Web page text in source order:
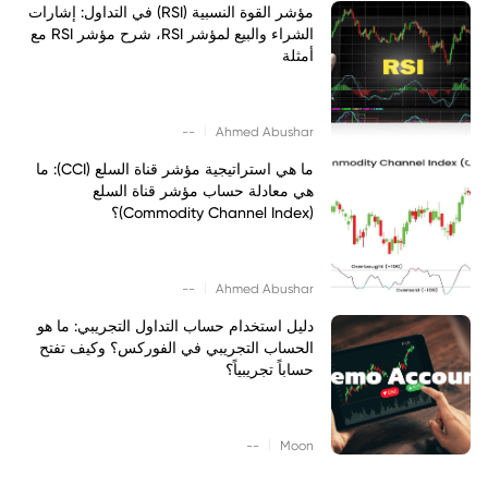
مؤشر القوة النسبية (RSI) في التداول: إشارات
الشراء والبيع لمؤشر RSI، شرح مؤشر RSI مع
أمثلة
Ahmed Abushar
--
ما هي استراتيجية مؤشر قناة السلع (CCI): ما
هي معادلة حساب مؤشر قناة السلع
(Commodity Channel Index)؟
Ahmed Abushar
--
دليل استخدام حساب التداول التجريبي: ما هو
الحساب التجريبي في الفوركس؟ وكيف تفتح
حساباً تجريبياً؟
Moon
--